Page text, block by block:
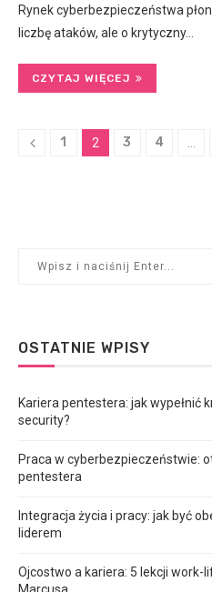
Rynek cyberbezpieczeństwa
liczbę ataków, ale o krytyczny…
CZYTAJ WIĘCEJ
1 2 3 4
OSTATNIE WPISY
Kariera pentestera: jak wypełnić
security?
Praca w cyberbezpieczeństwie:
pentestera
Integracja życia i pracy: jak być
liderem
Ojcostwo a kariera: 5 lekcji